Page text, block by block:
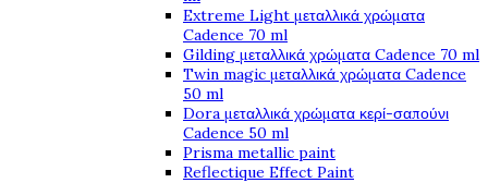
Extreme Light μεταλλικά χρώματα
Cadence 70 ml
Gilding μεταλλικά χρώματα Cadence 70 ml
Twin magic μεταλλικά χρώματα Cadence
50 ml
Dora μεταλλικά χρώματα κερί-σαπούνι
Cadence 50 ml
Prisma metallic paint
Reflectique Effect Paint